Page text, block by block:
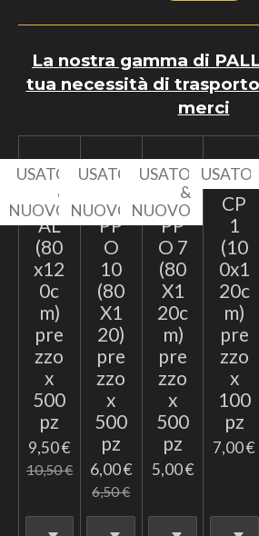
La nostra gamma di
tua necessità di
merci
USATO
&
NUOVO
EP
AL
(80
x12
0c
m)
pre
zzo
x
500
pz
9,50 €
10,50 €
USATO
NUOVO
TA
PP
O
10
(80
X1
20)
pre
zzo
x
500
pz
6,00 €
6,50 €
USATO
&
NUOVO
TA
PP
O 7
(80
X1
20c
m)
pre
zzo
x
500
pz
5,00 €
USATO
CP
1
(10
0x1
20c
m)
pre
zzo
x
100
pz
7,00 €